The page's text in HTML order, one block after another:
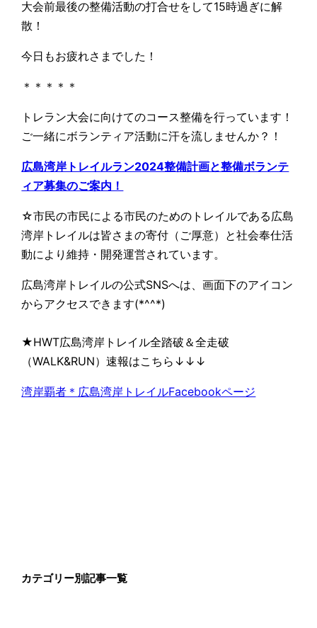
大会前最後の整備活動の打合せをして15時過ぎに解
散！
今日もお疲れさまでした！
＊＊＊＊＊
トレラン大会に向けてのコース整備を行っています！
ご一緒にボランティア活動に汗を流しませんか？！
広島湾岸トレイルラン2024整備計画と整備ボランテ
ィア募集のご案内！
☆市民の市民による市民のためのトレイルである広島
湾岸トレイルは皆さまの寄付（ご厚意）と社会奉仕活
動により維持・開発運営されています。
広島湾岸トレイルの公式SNSへは、画面下のアイコン
からアクセスできます(*^^*)
★HWT広島湾岸トレイル全踏破＆全走破
（WALK&RUN）速報はこちら↓↓↓
湾岸覇者＊広島湾岸トレイルFacebookページ
カテゴリー別記事一覧